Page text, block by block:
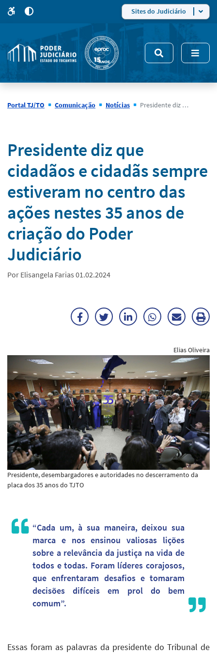
site
5
modo
de
alto
Sites do Judiciário
Portal TJ/TO Comunicação Notícias Presidente diz que cidadãos e cidadãs sempre estiveram no centro das ações nestes 35 anos de criação do Poder Judiciário
Notícias
Presidente diz que
cidadãos e cidadãs sempre
estiveram no centro das
ações nestes 35 anos de
criação do Poder
Judiciário
Por Elisangela Farias 01.02.2024
FacebookTwitterLinkedInWhatsApp
Enviar
E-
mail
Elias Oliveira
Presidente, desembargadores e autoridades no descerramento da
placa dos 35 anos do TJTO
“Cada um, à sua maneira, deixou sua
marca e nos ensinou valiosas lições
sobre a relevância da justiça na vida de
todos e todas. Foram líderes corajosos,
que enfrentaram desafios e tomaram
decisões difíceis em prol do bem
comum”.
Essas foram as palavras da presidente do Tribunal de